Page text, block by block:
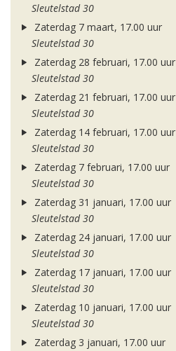
Sleutelstad 30
Zaterdag 7 maart, 17.00 uur
Sleutelstad 30
Zaterdag 28 februari, 17.00 uur
Sleutelstad 30
Zaterdag 21 februari, 17.00 uur
Sleutelstad 30
Zaterdag 14 februari, 17.00 uur
Sleutelstad 30
Zaterdag 7 februari, 17.00 uur
Sleutelstad 30
Zaterdag 31 januari, 17.00 uur
Sleutelstad 30
Zaterdag 24 januari, 17.00 uur
Sleutelstad 30
Zaterdag 17 januari, 17.00 uur
Sleutelstad 30
Zaterdag 10 januari, 17.00 uur
Sleutelstad 30
Zaterdag 3 januari, 17.00 uur